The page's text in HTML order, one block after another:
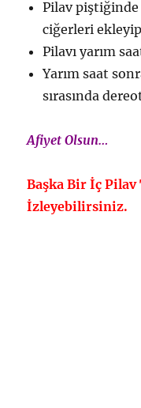
Pilav piştiğinde
ciğerleri ekleyip
Pilavı yarım
Yarım saat
sırasında
Afiyet Olsun…
Başka Bir İç
İzleyebilirsiniz.